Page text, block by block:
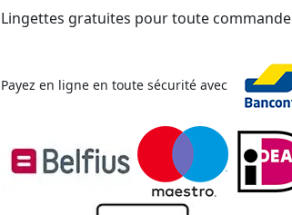
Lingettes gratuites pour toute commande
Payez en ligne en toute sécurité avec